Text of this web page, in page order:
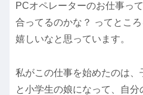
PCオペレーターのお仕事っ
合ってるのかな？ ってとこ
嬉しいなと思っています。
私がこの仕事を始めたのは
と小学生の娘になって、自